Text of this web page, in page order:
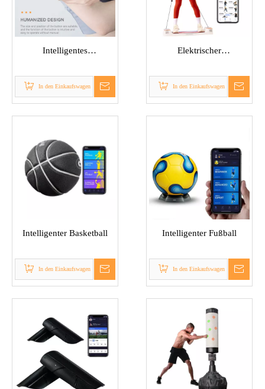
Intelligentes
In den Einkaufswagen
Elektrischer
In den Einkaufswagen
Intelligenter Basketball
In den Einkaufswagen
Intelligenter Fußball
In den Einkaufswagen